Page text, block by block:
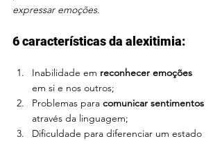
expressar emoções.
6 características da alexitimia:
Inabilidade em reconhecer emoções
em si e nos outros;
Problemas para comunicar sentimentos
através da linguagem;
Dificuldade para diferenciar um estado